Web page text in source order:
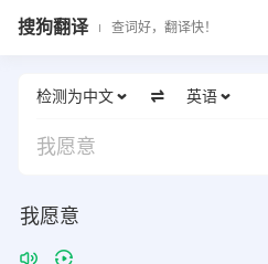
搜狗翻译 查词好，翻译快！
检测为中文 英语
我愿意
我愿意